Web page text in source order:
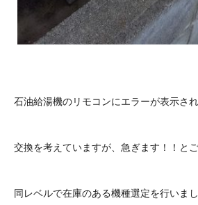
石油給湯機のリモコンにエラーが表示さ
交換を考えていますが、急ぎます！！と
同レベルで在庫のある機種選定を行いまし